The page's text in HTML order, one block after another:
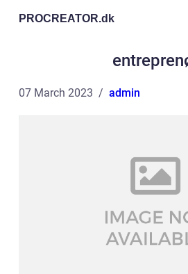
PROCREATOR.dk
07 March 2023 admin